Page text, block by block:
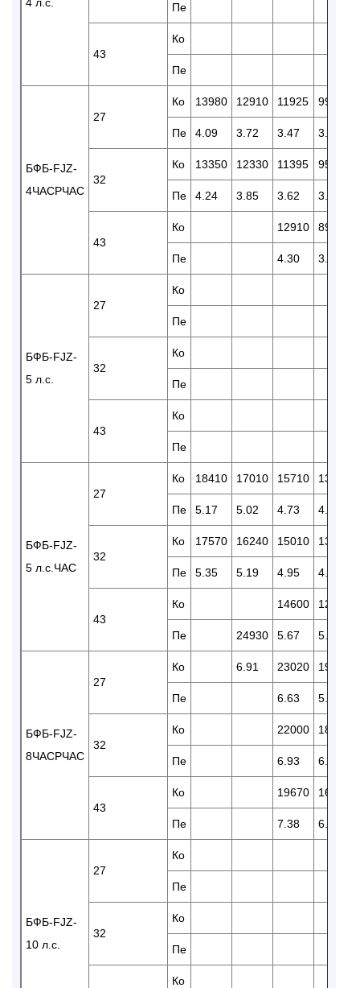
Пе
43
Ко
Пе
БФБ-FJZ-
4ЧАСPЧАС
27
Ко 13980 12910 11925 9950
Пе 4.09 3.72 3.47 3.24
32
Ко 13350 12330 11395 95250
Пе 4.24 3.85 3.62 3.40
43
Ко 12910 8900
Пе 4.30 3.79
БФБ-FJZ-
5 л.с.
27
Ко
Пе
32
Ко
Пе
43
Ко
Пе
БФБ-FJZ-
5 л.с.ЧАС
27
Ко 18410 17010 15710 13600
Пе 5.17 5.02 4.73 4.43
32
Ко 17570 16240 15010 13010
Пе 5.35 5.19 4.95 4.64
43
Ко 14600 12350
Пе 24930 5.67 5.19
БФБ-FJZ-
8ЧАСPЧАС
27
Ко 6.91 23020 19260
Пе 6.63 5.80
32
Ко 22000 18420
Пе 6.93 6.07
43
Ко 19670 16400
Пе 7.38 6.84
БФБ-FJZ-
10 л.с.
27
Ко
Пе
32
Ко
Пе
Ко